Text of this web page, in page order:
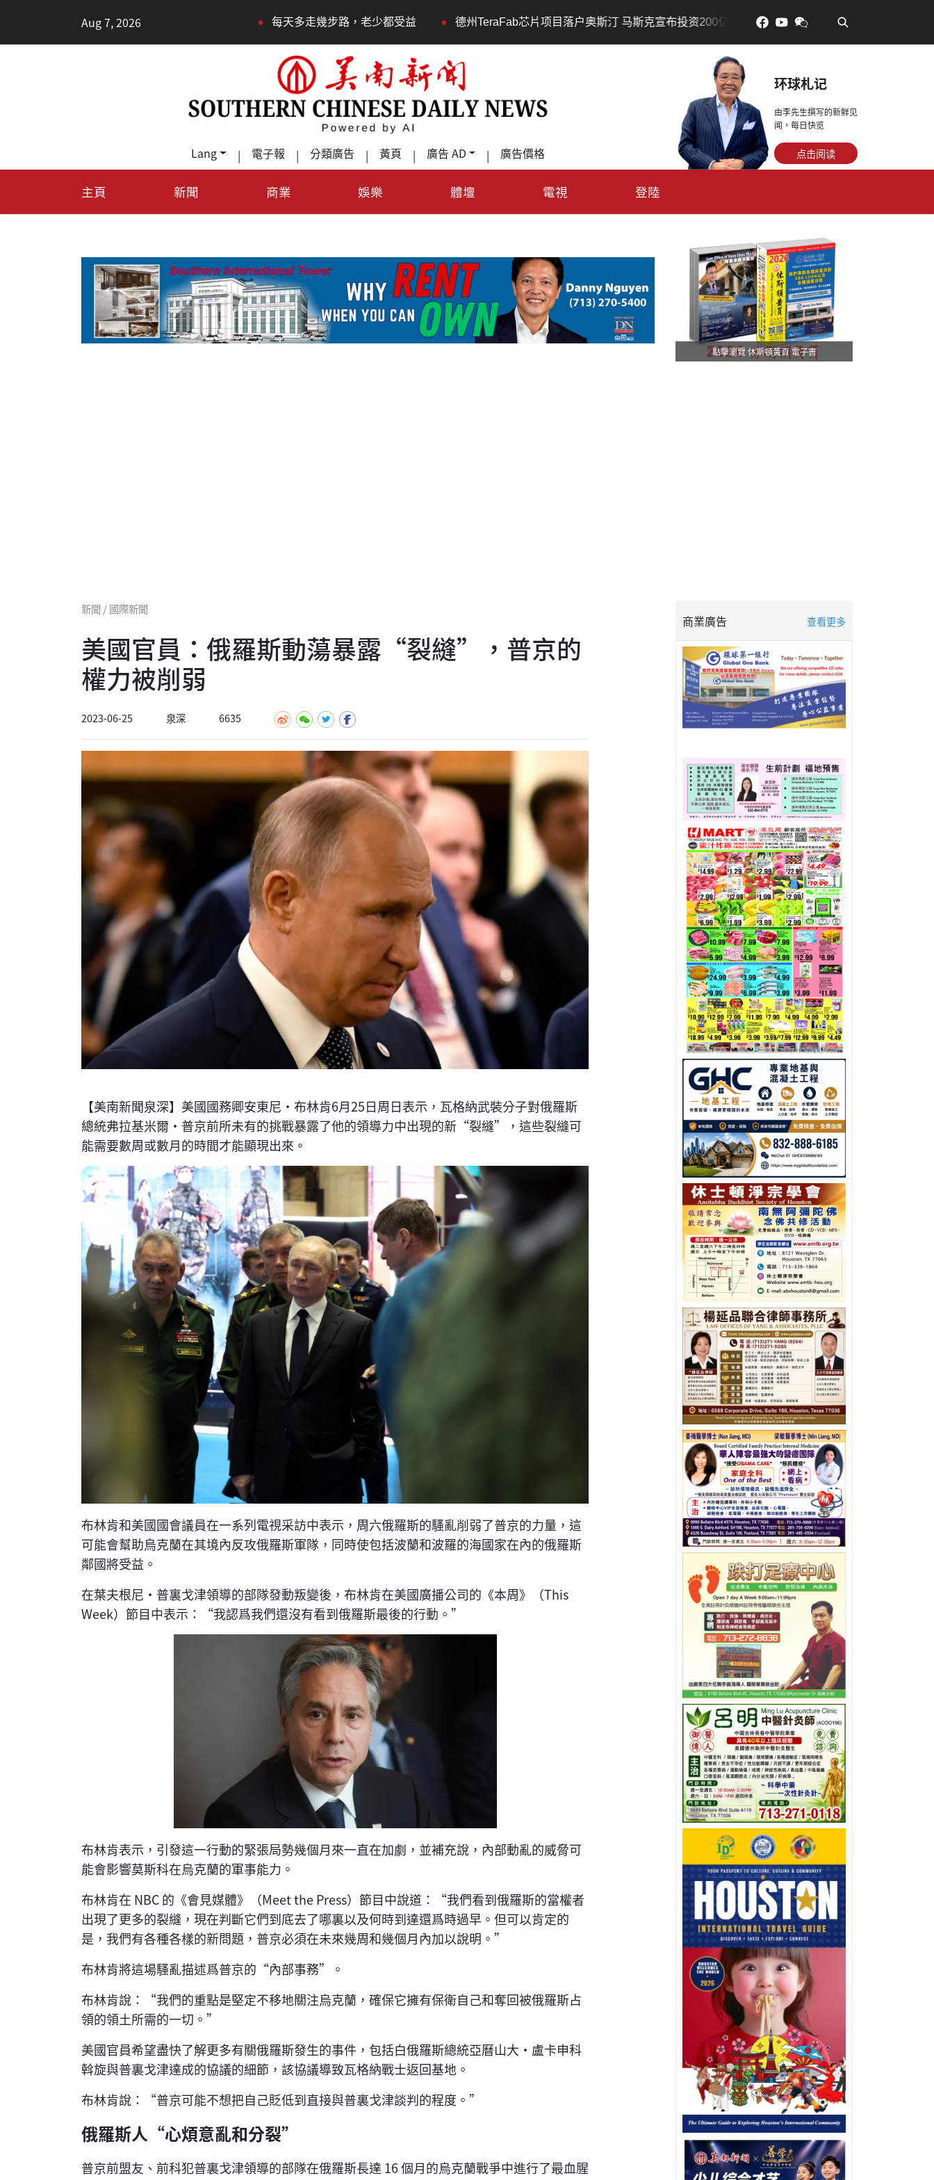
Aug 7, 2026
• 每天多走幾步路，老少都受益 • 德州TeraFab芯片项目落户奥斯汀 马斯克宣布投资200亿美元建设AI芯片制造基地 吃對了更年輕：花青素如何守住細胞
Lang | 電子報 | 分類廣告 | 黃頁 | 廣告 AD | 廣告價格
环球札记
由李先生撰写的新鲜见
闻，每日快览
点击阅读
主頁 新聞 商業 娛樂 體壇 電視 登陸
點擊瀏覽 休斯頓黃頁 電子書
新聞 / 國際新聞
美國官員：俄羅斯動蕩暴露“裂縫”，普京的
權力被削弱
2023-06-25 泉深 6635
【美南新聞泉深】美國國務卿安東尼·布林肯6月25日周日表示，瓦格納武裝分子對俄羅斯
總統弗拉基米爾·普京前所未有的挑戰暴露了他的領導力中出現的新“裂縫”，這些裂縫可
能需要數周或數月的時間才能顯現出來。
布林肯和美國國會議員在一系列電視采訪中表示，周六俄羅斯的騷亂削弱了普京的力量，這
可能會幫助烏克蘭在其境內反攻俄羅斯軍隊，同時使包括波蘭和波羅的海國家在內的俄羅斯
鄰國將受益。
在葉夫根尼·普裏戈津領導的部隊發動叛變後，布林肯在美國廣播公司的《本周》（This
Week）節目中表示：“我認爲我們還沒有看到俄羅斯最後的行動。”
布林肯表示，引發這一行動的緊張局勢幾個月來一直在加劇，並補充說，內部動亂的威脅可
能會影響莫斯科在烏克蘭的軍事能力。
布林肯在 NBC 的《會見媒體》（Meet the Press）節目中說道：“我們看到俄羅斯的當權者
出現了更多的裂縫，現在判斷它們到底去了哪裏以及何時到達還爲時過早。但可以肯定的
是，我們有各種各樣的新問題，普京必須在未來幾周和幾個月內加以說明。”
布林肯將這場騷亂描述爲普京的“內部事務”。
布林肯說：“我們的重點是堅定不移地關注烏克蘭，確保它擁有保衛自己和奪回被俄羅斯占
領的領土所需的一切。”
美國官員希望盡快了解更多有關俄羅斯發生的事件，包括白俄羅斯總統亞曆山大·盧卡申科
斡旋與普裏戈津達成的協議的細節，該協議導致瓦格納戰士返回基地。
布林肯說：“普京可能不想把自己貶低到直接與普裏戈津談判的程度。”
俄羅斯人“心煩意亂和分裂”
普京前盟友、前科犯普裏戈津領導的部隊在俄羅斯長達 16 個月的烏克蘭戰爭中進行了最血腥
商業廣告 查看更多